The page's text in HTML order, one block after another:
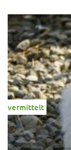
vermittelt